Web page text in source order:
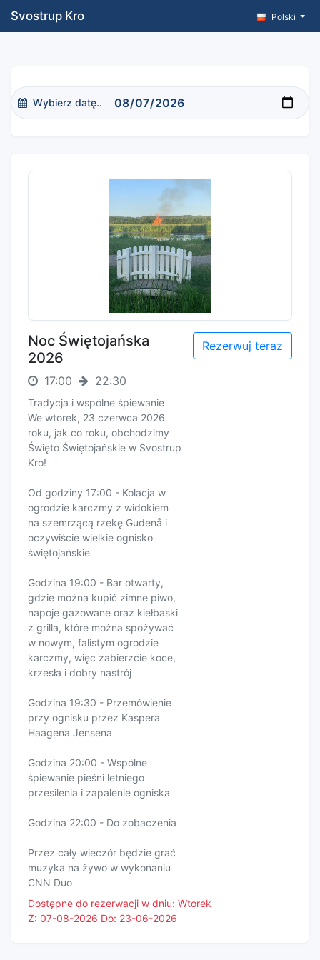
Svostrup Kro Polski
Wybierz datę..
Noc Świętojańska
2026
17:00 22:30
Tradycja i wspólne śpiewanie
We wtorek, 23 czerwca 2026
roku, jak co roku, obchodzimy
Święto Świętojańskie w Svostrup
Kro!
Od godziny 17:00 - Kolacja w
ogrodzie karczmy z widokiem
na szemrzącą rzekę Gudenå i
oczywiście wielkie ognisko
świętojańskie
Godzina 19:00 - Bar otwarty,
gdzie można kupić zimne piwo,
napoje gazowane oraz kiełbaski
z grilla, które można spożywać
w nowym, falistym ogrodzie
karczmy, więc zabierzcie koce,
krzesła i dobry nastrój
Godzina 19:30 - Przemówienie
przy ognisku przez Kaspera
Haagena Jensena
Godzina 20:00 - Wspólne
śpiewanie pieśni letniego
przesilenia i zapalenie ogniska
Godzina 22:00 - Do zobaczenia
Przez cały wieczór będzie grać
muzyka na żywo w wykonaniu
CNN Duo
Rezerwuj teraz
Dostępne do rezerwacji w dniu: Wtorek
Z: 07-08-2026 Do: 23-06-2026